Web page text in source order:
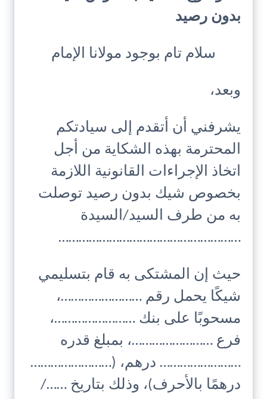
بدون رصيد
سلام تام بوجود مولانا الإمام
وبعد،
يشرفني أن أتقدم إلى سيادتكم
المحترمة بهذه الشكاية من أجل
اتخاذ الإجراءات القانونية اللازمة
بخصوص شيك بدون رصيد توصلت
به من طرف السيد/السيدة
………………………………………………
حيث إن المشتكى به قام بتسليمي
شيكًا يحمل رقم ……………………،
مسحوبًا على بنك ……………………،
فرع ……………………، بمبلغ قدره
…………………… درهم، (……………………
درهمًا بالأحرف)، وذلك بتاريخ ……/